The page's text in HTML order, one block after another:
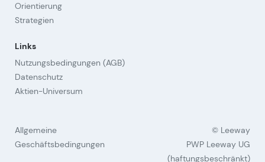
Orientierung
Strategien
Links
Nutzungsbedingungen (AGB)
Datenschutz
Aktien-Universum
Allgemeine
Geschäftsbedingungen
© Leeway
PWP Leeway UG
(haftungsbeschränkt)